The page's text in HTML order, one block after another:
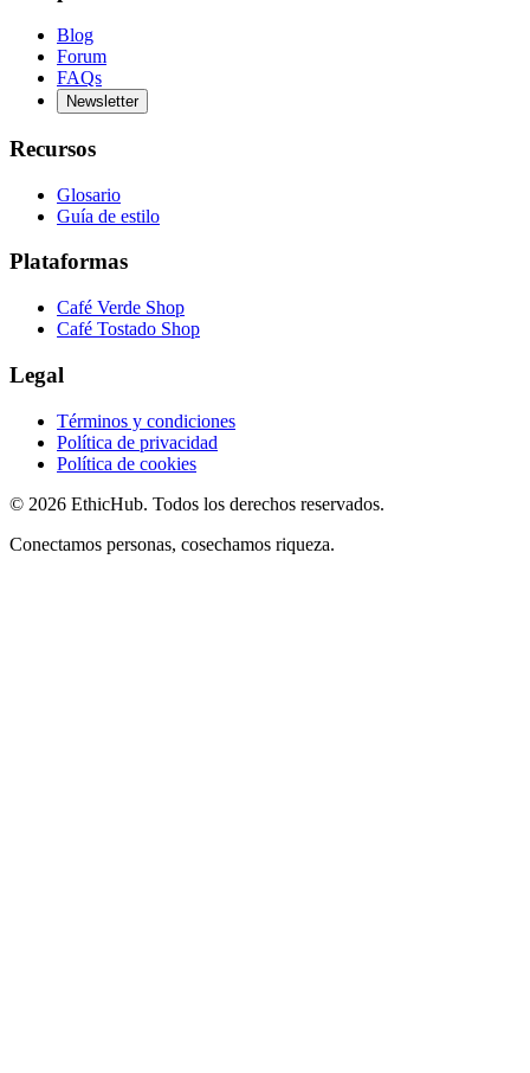
Blog
Forum
FAQs
Newsletter
Recursos
Glosario
Guía de estilo
Plataformas
Café Verde Shop
Café Tostado Shop
Legal
Términos y condiciones
Política de privacidad
Política de cookies
© 2026 EthicHub. Todos los derechos reservados.
Conectamos personas, cosechamos riqueza.